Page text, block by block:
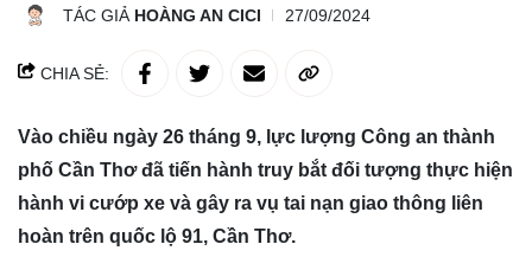
TÁC GIẢ HOÀNG AN CICI 27/09/2024
CHIA SẺ:
Vào chiều ngày 26 tháng 9, lực lượng Công an thành
phố Cần Thơ đã tiến hành truy bắt đối tượng thực hiện
hành vi cướp xe và gây ra vụ tai nạn giao thông liên
hoàn trên quốc lộ 91, Cần Thơ.